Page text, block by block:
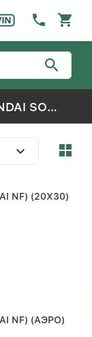
Багажники и боксы для HYUNDAI SONATA-NF (2006-)
NF) (20Х30)
NF) (АЭРО)